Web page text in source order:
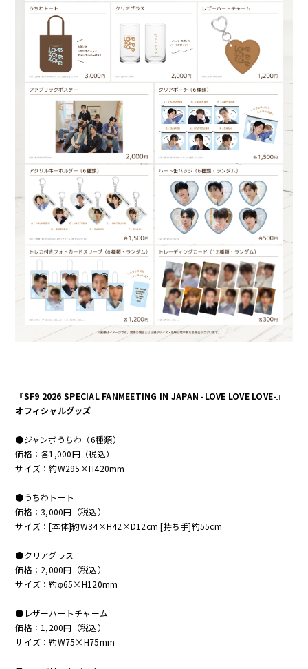
『SF9 2026 SPECIAL FANMEETING IN JAPAN -LOVE LOVE LOVE-』
オフィシャルグッズ
●ジャンボうちわ（6種類）
価格：各1,000円（税込）
サイズ：約W295×H420mm
●うちわトート
価格：3,000円（税込）
サイズ：[本体]約W34×H42×D12cm [持ち手]約55cm
●クリアグラス
価格：2,000円（税込）
サイズ：約φ65×H120mm
●レザーハートチャーム
価格：1,200円（税込）
サイズ：約W75×H75mm